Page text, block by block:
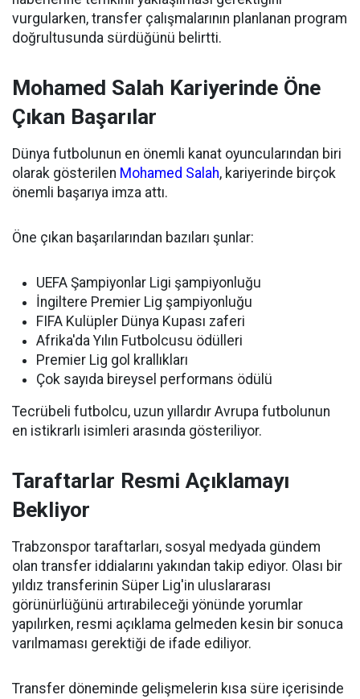
vurgularken, transfer çalışmalarının planlanan program
doğrultusunda sürdüğünü belirtti.
Mohamed Salah Kariyerinde Öne
Çıkan Başarılar
Dünya futbolunun en önemli kanat oyuncularından biri
olarak gösterilen Mohamed Salah, kariyerinde birçok
önemli başarıya imza attı.
Öne çıkan başarılarından bazıları şunlar:
UEFA Şampiyonlar Ligi şampiyonluğu
İngiltere Premier Lig şampiyonluğu
FIFA Kulüpler Dünya Kupası zaferi
Afrika'da Yılın Futbolcusu ödülleri
Premier Lig gol krallıkları
Çok sayıda bireysel performans ödülü
Tecrübeli futbolcu, uzun yıllardır Avrupa futbolunun
en istikrarlı isimleri arasında gösteriliyor.
Taraftarlar Resmi Açıklamayı
Bekliyor
Trabzonspor taraftarları, sosyal medyada gündem
olan transfer iddialarını yakından takip ediyor. Olası bir
yıldız transferinin Süper Lig'in uluslararası
görünürlüğünü artırabileceği yönünde yorumlar
yapılırken, resmi açıklama gelmeden kesin bir sonuca
varılmaması gerektiği de ifade ediliyor.
Transfer döneminde gelişmelerin kısa süre içerisinde